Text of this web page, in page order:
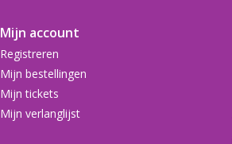
Mijn account
Registreren
Mijn bestellingen
Mijn tickets
Mijn verlanglijst